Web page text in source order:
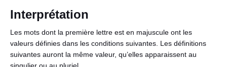
Français
Interprétation
Les mots dont la première lettre est en majuscule ont les
valeurs définies dans les conditions suivantes. Les définitions
suivantes auront la même valeur, qu’elles apparaissent au